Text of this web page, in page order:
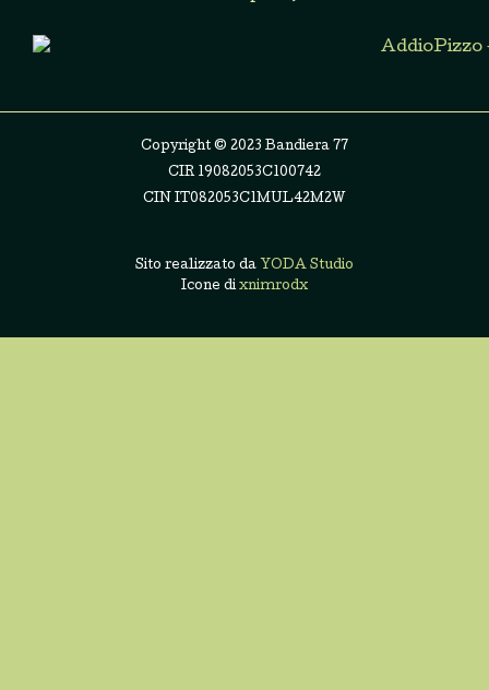
Copyright © 2023 Bandiera 77
CIR 19082053C100742
CIN IT082053C1MUL42M2W
Sito realizzato da YODA Studio
Icone dixnimrodx